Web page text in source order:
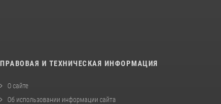
ПРАВОВАЯ И ТЕХНИЧЕСКАЯ ИНФОРМАЦИЯ
О сайте
Об использовании информации сайта